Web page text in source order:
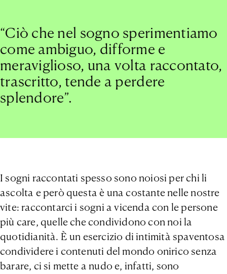
“Ciò che nel sogno sperimentiamo
come ambiguo, difforme e
meraviglioso, una volta raccontato,
trascritto, tende a perdere
splendore”.
I sogni raccontati spesso sono noiosi per chi li
ascolta e però questa è una costante nelle nostre
vite: raccontarci i sogni a vicenda con le persone
più care, quelle che condividono con noi la
quotidianità. È un esercizio di intimità spaventosa
condividere i contenuti del mondo onirico senza
barare, ci si mette a nudo e, infatti, sono